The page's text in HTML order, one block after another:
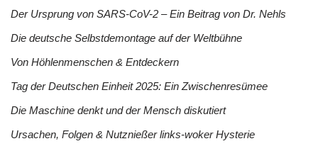
Der Ursprung von SARS-CoV-2 – Ein Beitrag von Dr. Nehls
Die deutsche Selbstdemontage auf der Weltbühne
Von Höhlenmenschen & Entdeckern
Tag der Deutschen Einheit 2025: Ein Zwischenresümee
Die Maschine denkt und der Mensch diskutiert
Ursachen, Folgen & Nutznießer links-woker Hysterie